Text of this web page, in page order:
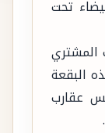
تحت
المشتري
البقعة
عقارب